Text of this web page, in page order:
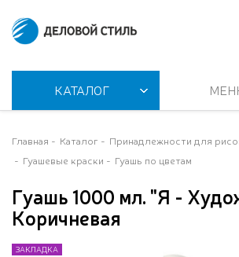
КАТАЛОГ
Главная Каталог Принадлежности для
Гуашевые краски
Гуашь по цветам
Гуашь 1000 мл. "Я -
Коричневая
ЗАКЛАДКА
ЗАКЛАДКА